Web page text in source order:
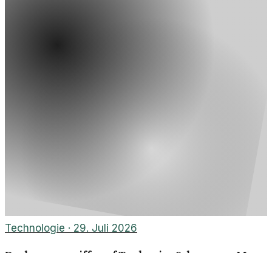
Technologie · 29. Juli 2026